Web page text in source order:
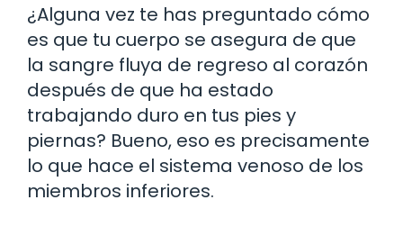
¿Alguna vez te has preguntado cómo
es que tu cuerpo se asegura de que
la sangre fluya de regreso al corazón
después de que ha estado
trabajando duro en tus pies y
piernas? Bueno, eso es precisamente
lo que hace el sistema venoso de los
miembros inferiores.